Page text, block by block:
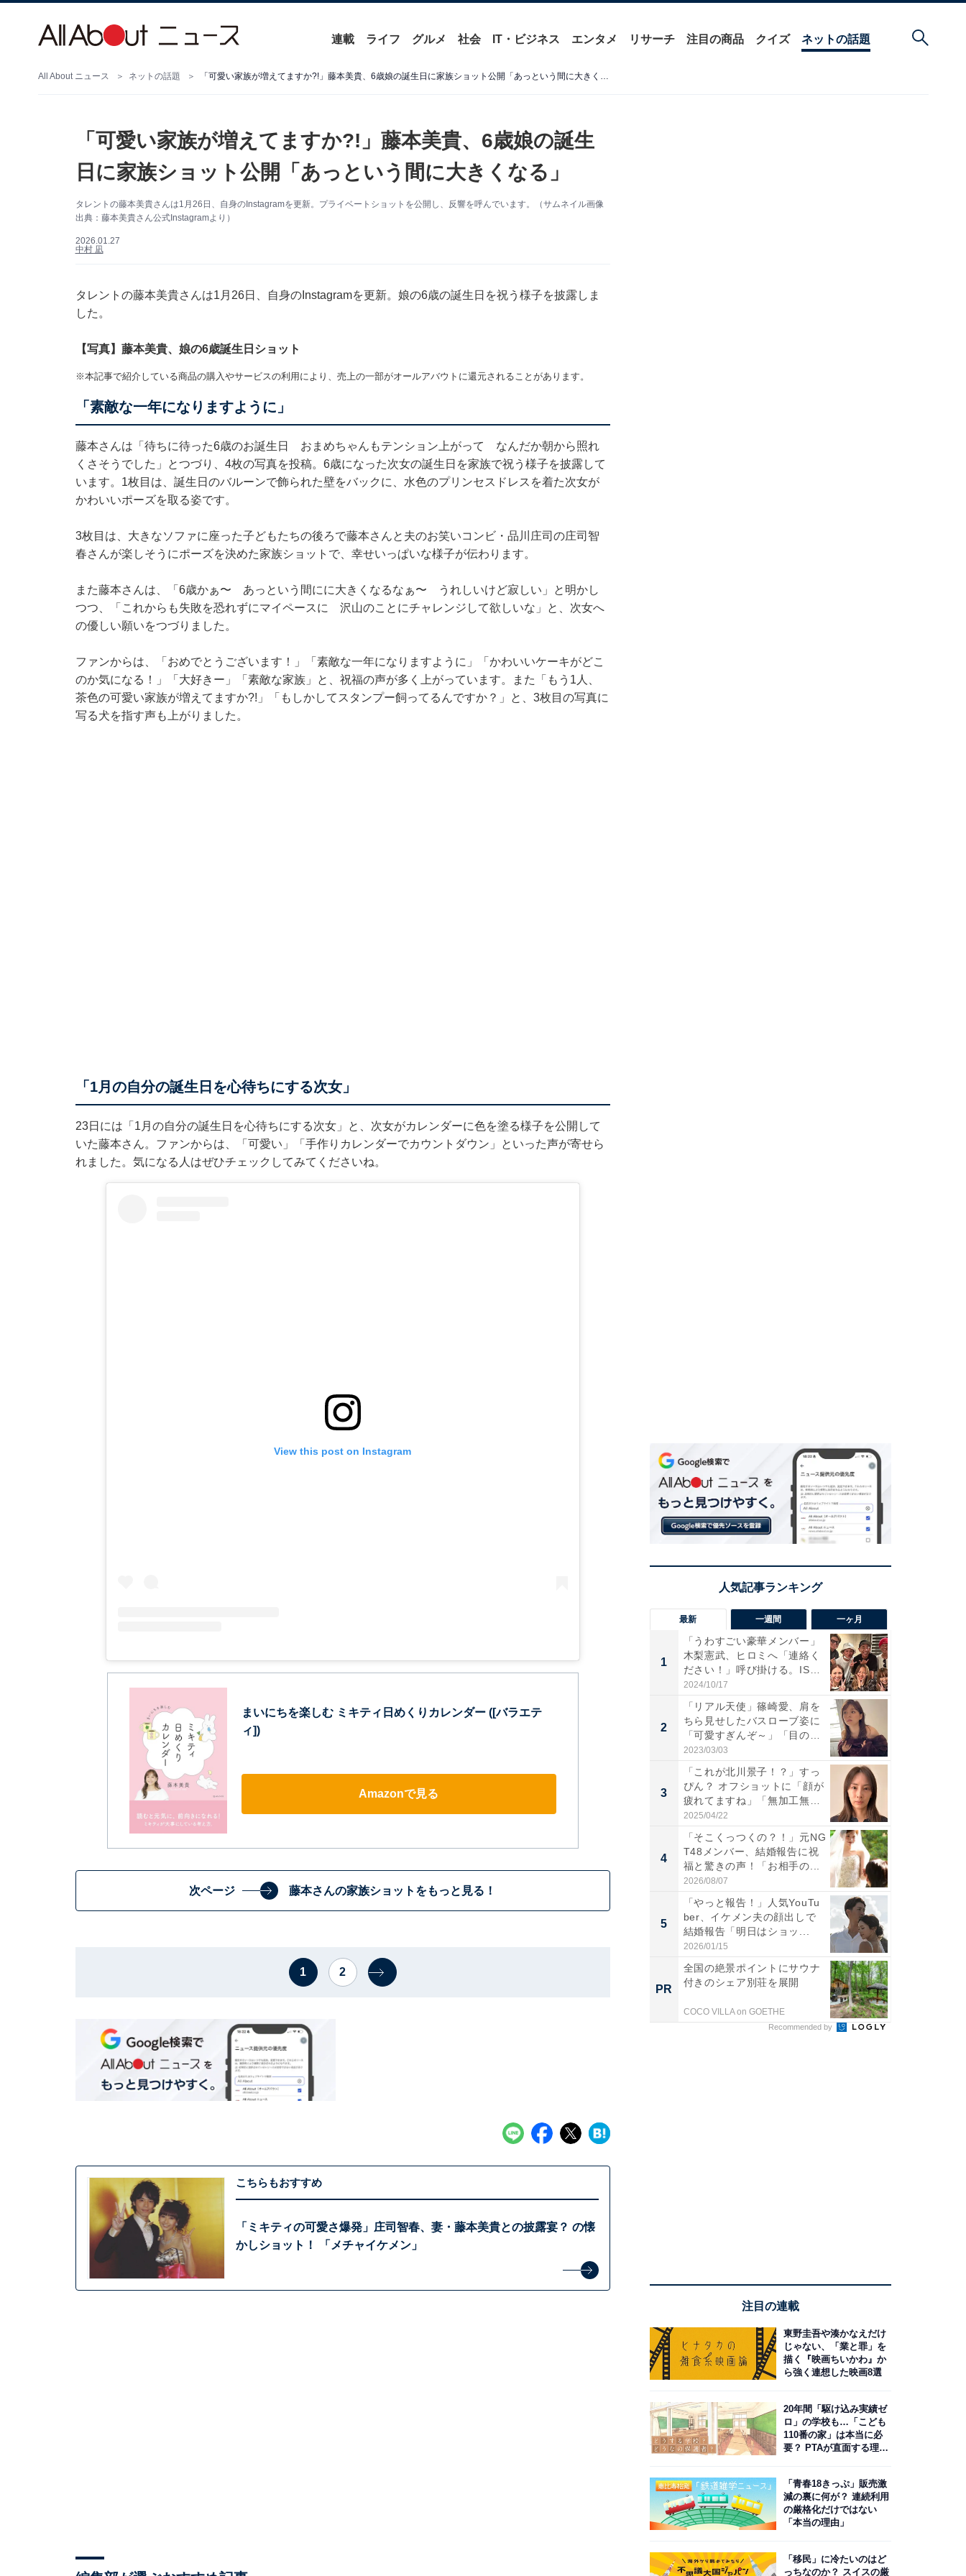
連載 ライフ グルメ 社会 IT・ビジネス エンタメ リサーチ 注目の商品 クイズ ネットの話題
All About ニュース ネットの話題 「可愛い家族が増えてますか?!」藤本美貴、6歳娘の誕生日に家族ショット公開「あっという間に大きくなる」
「可愛い家族が増えてますか?!」藤本美貴、6歳娘の誕生
日に家族ショット公開「あっという間に大きくなる」
タレントの藤本美貴さんは1月26日、自身のInstagramを更新。プライベートショットを公開し、反響を呼んでいます。（サムネイル画像
出典：藤本美貴さん公式Instagramより）
2026.01.27
中村 凪
タレントの藤本美貴さんは1月26日、自身のInstagramを更新。娘の6歳の誕生日を祝う様子を披露しま
した。
【写真】藤本美貴、娘の6歳誕生日ショット
※本記事で紹介している商品の購入やサービスの利用により、売上の一部がオールアバウトに還元されることがあります。
「素敵な一年になりますように」
藤本さんは「待ちに待った6歳のお誕生日 おまめちゃんもテンション上がって なんだか朝から照れ
くさそうでした」とつづり、4枚の写真を投稿。6歳になった次女の誕生日を家族で祝う様子を披露して
います。1枚目は、誕生日のバルーンで飾られた壁をバックに、水色のプリンセスドレスを着た次女が
かわいいポーズを取る姿です。
3枚目は、大きなソファに座った子どもたちの後ろで藤本さんと夫のお笑いコンビ・品川庄司の庄司智
春さんが楽しそうにポーズを決めた家族ショットで、幸せいっぱいな様子が伝わります。
また藤本さんは、「6歳かぁ〜 あっという間にに大きくなるなぁ〜 うれしいけど寂しい」と明かし
つつ、「これからも失敗を恐れずにマイペースに 沢山のことにチャレンジして欲しいな」と、次女へ
の優しい願いをつづりました。
ファンからは、「おめでとうございます！」「素敵な一年になりますように」「かわいいケーキがどこ
のか気になる！」「大好きー」「素敵な家族」と、祝福の声が多く上がっています。また「もう1人、
茶色の可愛い家族が増えてますか?!」「もしかしてスタンプー飼ってるんですか？」と、3枚目の写真に
写る犬を指す声も上がりました。
「1月の自分の誕生日を心待ちにする次女」
23日には「1月の自分の誕生日を心待ちにする次女」と、次女がカレンダーに色を塗る様子を公開して
いた藤本さん。ファンからは、「可愛い」「手作りカレンダーでカウントダウン」といった声が寄せら
れました。気になる人はぜひチェックしてみてくださいね。
View this post on Instagram
まいにちを楽しむ ミキティ日めくりカレンダー ([バラエテ
ィ])
Amazonで見る
次ページ 藤本さんの家族ショットをもっと見る！
1 2
こちらもおすすめ
「ミキティの可愛さ爆発」庄司智春、妻・藤本美貴との披露宴？ の懐
かしショット！ 「メチャイケメン」
最新 一週間 一ヶ月
1
「うわすごい豪華メンバー」
木梨憲武、ヒロミへ「連絡く
ださい！」呼び掛ける。IS
S...
2024/10/17
2
「リアル天使」篠崎愛、肩を
ちら見せしたバスローブ姿に
「可愛すぎんぞ～」「目の表
情...
2023/03/03
3
「これが北川景子！？」すっ
ぴん？ オフショットに「顔が
疲れてますね」「無加工無
表...
2025/04/22
4
「そこくっつくの？！」元NG
T48メンバー、結婚報告に祝
福と驚きの声！「お相手の...
2026/08/07
5
「やっと報告！」人気YouTu
ber、イケメン夫の顔出しで
結婚報告「明日はショッ...
2026/01/15
PR
全国の絶景ポイントにサウナ
付きのシェア別荘を展開
COCO VILLA on GOETHE
Recommended by
注目の連載
東野圭吾や湊かなえだけ
じゃない、「業と罪」を
描く『映画ちいかわ』か
ら強く連想した映画8選
20年間「駆け込み実績ゼ
ロ」の学校も…「こども
110番の家」は本当に必
要？ PTAが直面する理想
「青春18きっぷ」販売激
減の裏に何が？ 連続利用
の厳格化だけではない
「本当の理由」
「移民」に冷たいのはど
っちなのか？ スイスの厳